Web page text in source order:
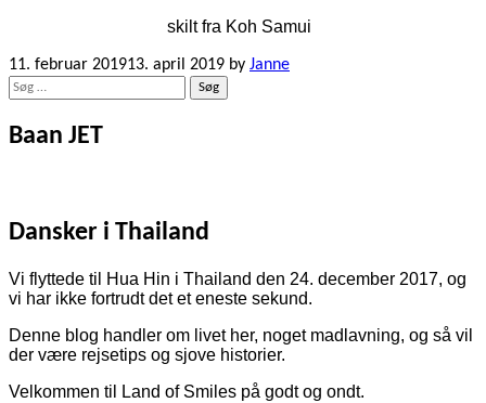
skilt fra Koh Samui
11. februar 201913. april 2019 by Janne
Søg
Baan JET
Dansker i Thailand
Vi flyttede til Hua Hin i Thailand den 24. december 2017, og
vi har ikke fortrudt det et eneste sekund.
Denne blog handler om livet her, noget madlavning, og så vil
der være rejsetips og sjove historier.
Velkommen til Land of Smiles på godt og ondt.